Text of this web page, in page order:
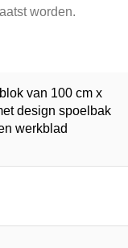
worden.
van 100 cm x
design spoelbak
werkblad